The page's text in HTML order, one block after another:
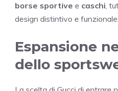
borse sportive e caschi,
design distintivo e funzionale.
Espansione
dello